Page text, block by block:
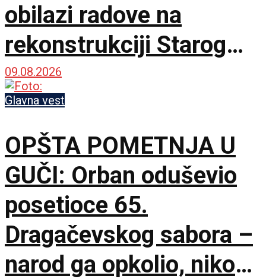
obilazi radove na
rekonstrukciji Starog
železničkog mosta
09.08.2026
Glavna vest
OPŠTA POMETNJA U
GUČI: Orban oduševio
posetioce 65.
Dragačevskog sabora –
narod ga opkolio, niko